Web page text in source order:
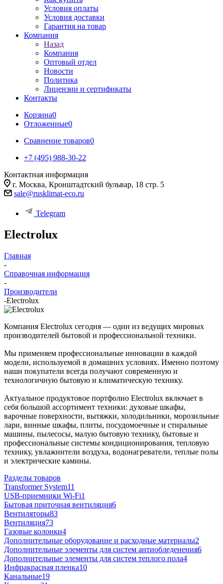
Условия оплаты
Условия доставки
Гарантия на товар
Компания
Назад
Компания
Оптовый отдел
Новости
Политика
Лицензии и сертификаты
Контакты
Корзина0
Отложенные0
Сравнение товаров0
+7 (495) 988-30-22
Контактная информация
г. Москва, Кронштадтский бульвар, 18 стр. 5
sale@rusklimat-eco.ru
Telegram
Electrolux
Главная
-
Справочная информация
-
Производители
-Electrolux
Компания Electrolux сегодня — один из ведущих мировых
производителей бытовой и профессиональной техники.
Мы применяем профессиональные инновации в каждой
модели, используемой в домашних условиях. Именно поэтому
наши покупатели всегда получают современную и
технологичную бытовую и климатическую технику.
Актуальное продуктовое портфолио Electrolux включает в
себя большой ассортимент техники: духовые шкафы,
варочные поверхности, вытяжки, холодильники, морозильные
лари, винные шкафы, плиты, посудомоечные и стиральные
машины, пылесосы, малую бытовую технику, бытовые и
профессиональные системы кондиционирования, тепловую
технику, увлажнители воздуха, водонагреватели, теплые полы
и электрические камины.
Разделы товаров
Transformer System11
USB-приемники Wi-Fi1
Бытовая приточная вентиляция6
Вентиляторы83
Вентиляция73
Газовые колонки4
Дополнительные оборудование и расходные материалы2
Дополнительные элементы для систем антиобледенения6
Дополнительные элементы для систем теплого пола4
Инфракрасная пленка10
Канальные19